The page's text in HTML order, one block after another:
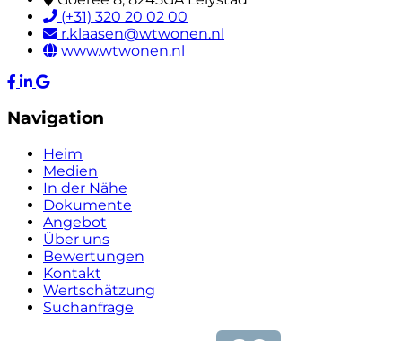
(+31) 320 20 02 00
r.klaasen@wtwonen.nl
www.wtwonen.nl
Navigation
Heim
Medien
In der Nähe
Dokumente
Angebot
Über uns
Bewertungen
Kontakt
Wertschätzung
Suchanfrage